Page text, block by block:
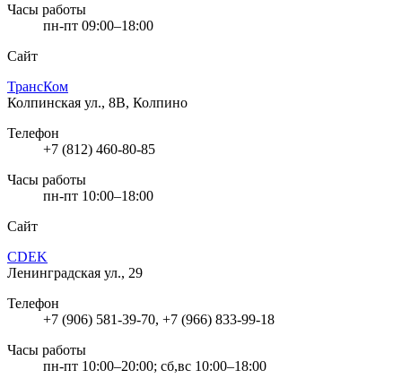
Часы работы
пн-пт 09:00–18:00
Сайт
ТрансКом
Колпинская ул., 8В, Колпино
Телефон
+7 (812) 460-80-85
Часы работы
пн-пт 10:00–18:00
Сайт
CDEK
Ленинградская ул., 29
Телефон
+7 (906) 581-39-70, +7 (966) 833-99-18
Часы работы
пн-пт 10:00–20:00; сб,вс 10:00–18:00